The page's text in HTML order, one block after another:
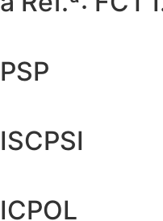
PSP
ISCPSI
ICPOL